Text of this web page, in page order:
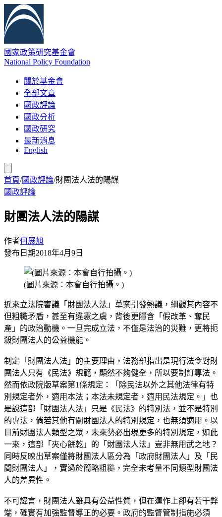
國家政策研究基金會
National Policy Foundation
關於基金會
全部文章
國政評論
國政分析
國政研究
最新消息
English
首頁/國政評論/財團法人法的陽謀
國政評論
財團法人法的陽謀
作者何展旭
發布日期2018年4月9日
(圖片來源：本會自行拍攝。)
近來立法院審議「財團法人法」草案引發熱議，細觀其內容不
但粗糙矛盾，甚至有違憲之虞，背後更隱含「假改革、奪民
產」的政治動機。一旦完成立法，不僅是法治的災難，更將扼
殺財團法人的公益機能。
制定「財團法人法」的主要理由，法務部指出是現行法令對財
團法人只有《民法》規範，顯然不夠健全，所以要制訂專法。
然而依政院版草案第1條規定：「除民法以外之其他法律有特
別規定者外，適用本法；本法未規定者，適用民法規定。」也
是說這部「財團法人法」只是《民法》的特別法，並不是特別
的專法，倘若其他有關財團法人的特別規定，也無須適用。以
目前財團法人類型之眾，未來勢必出現更多的特別規定，如此
一來，這部「夾心餅乾」的「財團法人法」豈非無用武之地？
同時反映出草案僅將財團法人區分為「政府財團法人」及「民
間財團法人」，實過於簡略粗糙，完全未考量不同類型財團法
人的差異性。
不可諱言，財團法人雖具有公益性質，但在運作上卻有若干弊
端，確實有加強監督導正的必要。政府的監督管制指施必須